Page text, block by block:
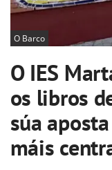
O Barco
O IES
os libros
súa
máis